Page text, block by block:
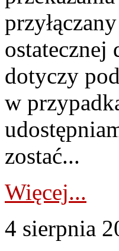
dotyczy
w
zostać...
Więcej...
4 sierpnia